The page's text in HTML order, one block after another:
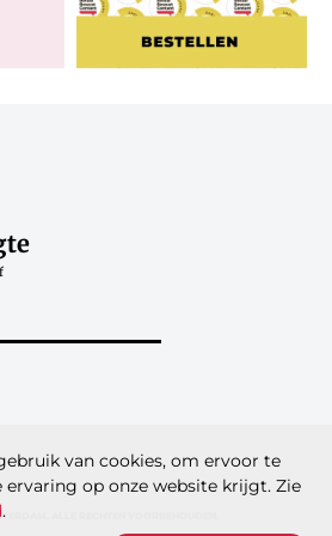
ALLE RECHTEN VOORBEHOUDEN.
van cookies, om ervoor te
ervaring op onze website krijgt. Zie
.